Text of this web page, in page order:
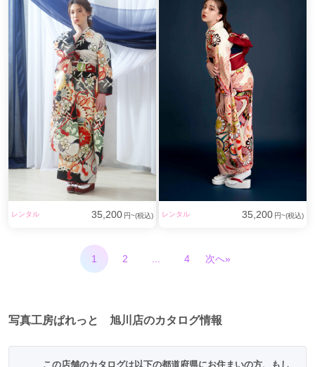
レンタル 35,200 円~(税込) レンタル 35,200 円~(税込)
1 2 4 次へ»
写真工房ぱれっと 旭川店のカタログ情報
この店舗のカタログは以下の都道府県にお住まいの方、もし